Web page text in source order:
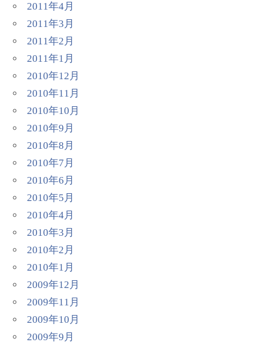
2011年4月
2011年3月
2011年2月
2011年1月
2010年12月
2010年11月
2010年10月
2010年9月
2010年8月
2010年7月
2010年6月
2010年5月
2010年4月
2010年3月
2010年2月
2010年1月
2009年12月
2009年11月
2009年10月
2009年9月